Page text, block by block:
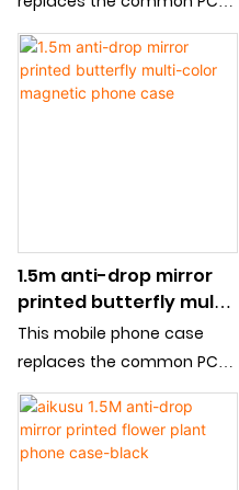
sheet with mirror sheet, so
that the mobile phone case
increases the cosmetic
customization
1.5m anti-drop mirror
printed butterfly multi-
color magnetic phone
case
This mobile phone case
replaces the common PC
sheet with mirror sheet, so
that the mobile phone case
increases the cosmetic